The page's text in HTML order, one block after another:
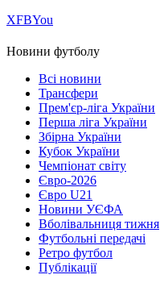
ХFBYou
Новини футболу
Всі новини
Трансфери
Прем'єр-ліга України
Перша ліга України
Збірна України
Кубок України
Чемпіонат світу
Євро-2026
Євро U21
Новини УЄФА
Вболівальниця тижня
Футбольні передачі
Ретро футбол
Публікації